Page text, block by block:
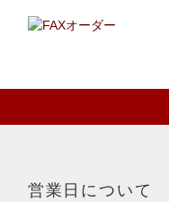
営業日について